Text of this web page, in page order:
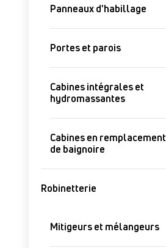
Panneaux d'habillage
Portes et parois
Cabines intégrales et
hydromassantes
Cabines en remplacement
de baignoire
Robinetterie
Mitigeurs et mélangeurs